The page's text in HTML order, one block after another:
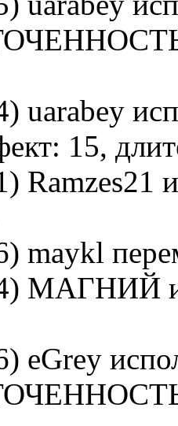
uarabey
15,
Ramzes21
maykl
МАГНИЙ
eGrey